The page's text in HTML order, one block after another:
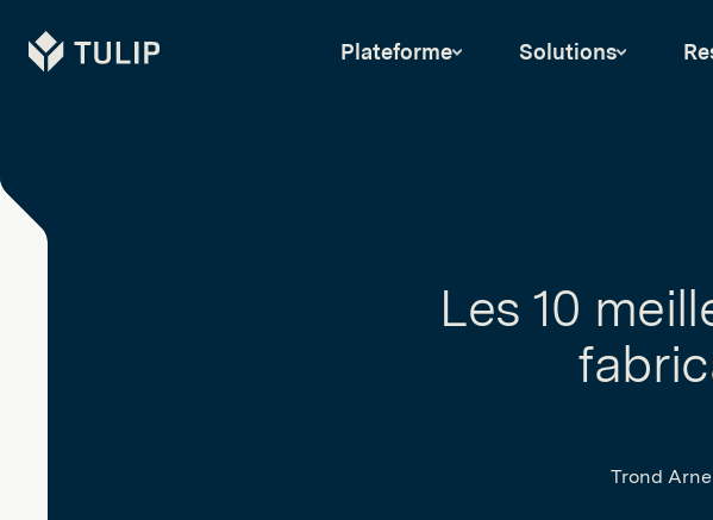
Tulip Plateforme Solutions
Les 10
Trond